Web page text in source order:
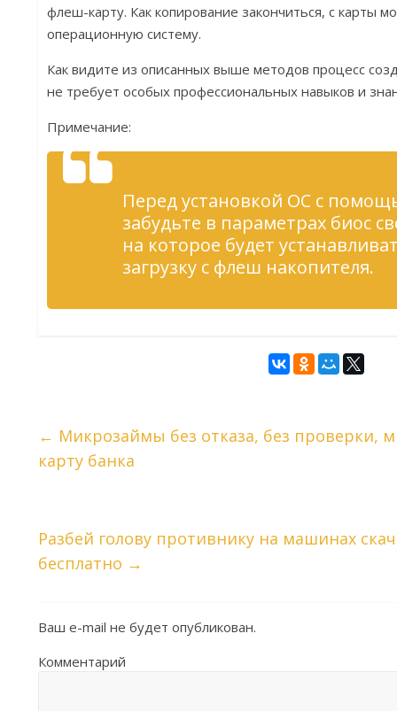
флеш-карту. Как копирование закончиться, с карты
операционную систему.
Как видите из описанных выше методов процесс
не требует особых профессиональных навыков и
Примечание:
Перед установкой ОС с
забудьте в параметрах биос
на которое будет
загрузку с флеш накопителя.
← Микрозаймы без отказа, без проверки,
карту банка
Разбей голову противнику на машинах
бесплатно →
Ваш e-mail не будет опубликован.
Комментарий